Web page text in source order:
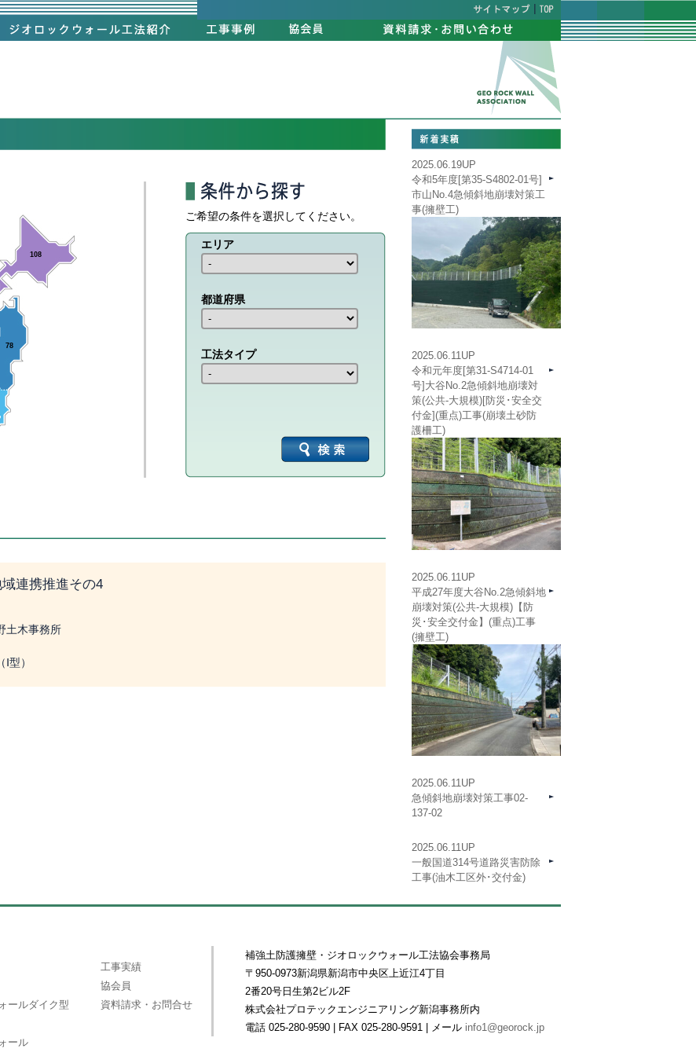
|
108
78
ご希望の条件を選択してください。
エリア
都道府県
工法タイプ
連携推進その4
土木事務所
型）
2025.06.19UP
令和5年度[第35-S4802-01号]
市山No.4急傾斜地崩壊対策工
事(擁壁工)
2025.06.11UP
令和元年度[第31-S4714-01
号]大谷No.2急傾斜地崩壊対
策(公共-大規模)[防災･安全交
付金](重点)工事(崩壊土砂防
護柵工)
2025.06.11UP
平成27年度大谷No.2急傾斜地
崩壊対策(公共-大規模)【防
災･安全交付金】(重点)工事
(擁壁工)
2025.06.11UP
急傾斜地崩壊対策工事02-
137-02
2025.06.11UP
一般国道314号道路災害防除
工事(油木工区外･交付金)
ールダイク型
ール
工事実績
協会員
資料請求・お問合せ
補強土防護擁壁・ジオロックウォール工法協会事務局
〒950-0973新潟県新潟市中央区上近江4丁目
2番20号日生第2ビル2F
株式会社プロテックエンジニアリング新潟事務所内
電話 025-280-9590 | FAX 025-280-9591 | メール info1@georock.jp